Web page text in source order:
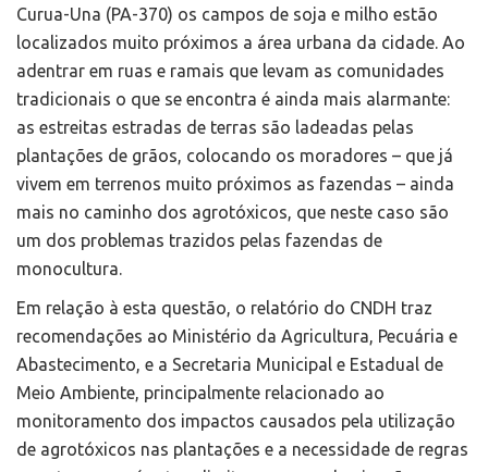
Curua-Una (PA-370) os campos de soja e milho estão
localizados muito próximos a área urbana da cidade. Ao
adentrar em ruas e ramais que levam as comunidades
tradicionais o que se encontra é ainda mais alarmante:
as estreitas estradas de terras são ladeadas pelas
plantações de grãos, colocando os moradores – que já
vivem em terrenos muito próximos as fazendas – ainda
mais no caminho dos agrotóxicos, que neste caso são
um dos problemas trazidos pelas fazendas de
monocultura.
Em relação à esta questão, o relatório do CNDH traz
recomendações ao Ministério da Agricultura, Pecuária e
Abastecimento, e a Secretaria Municipal e Estadual de
Meio Ambiente, principalmente relacionado ao
monitoramento dos impactos causados pela utilização
de agrotóxicos nas plantações e a necessidade de regras